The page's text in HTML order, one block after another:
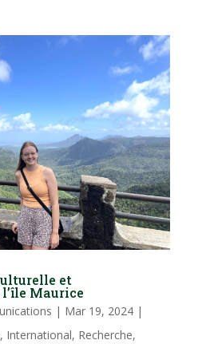
et
Maurice
| Mar 19, 2024|
, International, Recherche,